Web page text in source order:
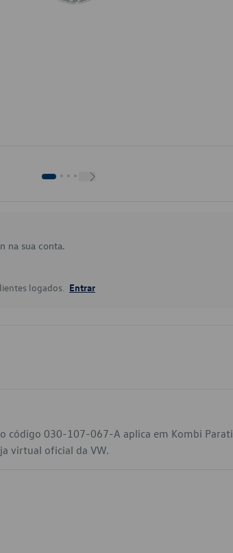
na sua conta.
logados. Entrar
código 030-107-067-A aplica em Kombi Parati
virtual oficial da VW.